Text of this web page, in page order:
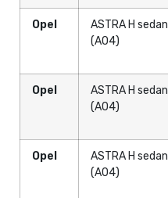
Opel
ASTRA H sedan
(A04)
Opel
ASTRA H sedan
(A04)
Opel
ASTRA H sedan
(A04)